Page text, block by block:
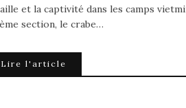
et la captivité dans les camps
section, le crabe…
Lire l'article